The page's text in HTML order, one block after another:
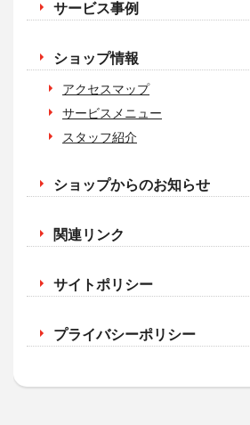
サービス事例
ショップ情報
アクセスマップ
サービスメニュー
スタッフ紹介
ショップからのお知らせ
関連リンク
サイトポリシー
プライバシーポリシー